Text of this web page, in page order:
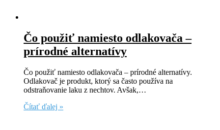
Čo použiť namiesto odlakovača –
prírodné alternatívy
Čo použiť namiesto odlakovača – prírodné alternatívy.
Odlakovač je produkt, ktorý sa často používa na
odstraňovanie laku z nechtov. Avšak,…
Čítať ďalej »